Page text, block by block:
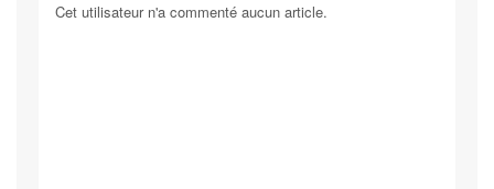
Cet utilisateur n'a commenté aucun article.